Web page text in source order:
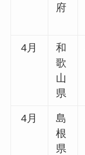
府
4月
和
歌
山
県
4月
島
根
県